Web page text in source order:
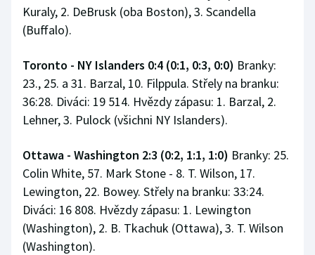
Kuraly, 2. DeBrusk (oba Boston), 3. Scandella
(Buffalo).
Toronto - NY Islanders 0:4 (0:1, 0:3, 0:0) Branky:
23., 25. a 31. Barzal, 10. Filppula. Střely na branku:
36:28. Diváci: 19 514. Hvězdy zápasu: 1. Barzal, 2.
Lehner, 3. Pulock (všichni NY Islanders).
Ottawa - Washington 2:3 (0:2, 1:1, 1:0) Branky: 25.
Colin White, 57. Mark Stone - 8. T. Wilson, 17.
Lewington, 22. Bowey. Střely na branku: 33:24.
Diváci: 16 808. Hvězdy zápasu: 1. Lewington
(Washington), 2. B. Tkachuk (Ottawa), 3. T. Wilson
(Washington).